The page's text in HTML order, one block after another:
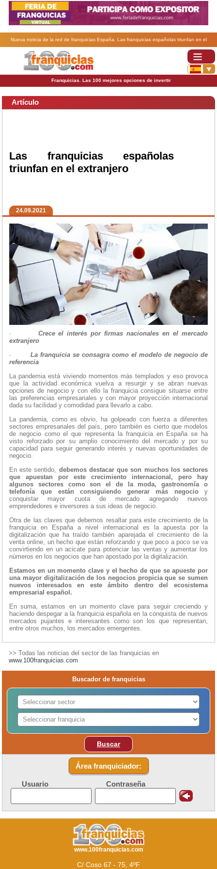
Nueva noticia de la red de franquicias España. Las franquicias españolas triunfan en el
Franquicias. Las 100 mejores opciones de invertir
Artículo
Las franquicias españolas
triunfan en el extranjero
24.09.2021
· Crece el interés por firmas nacionales en el mercado
extranjero
· La franquicia se consagra como el modelo de negocio de
referencia
La pandemia está viviendo momentos más templados y eso provoca
que la actividad económica vuelva a resurgir y se abran nuevas
opciones de negocio y con ello la franquicia consigue situarse entre
las preferencias empresariales y con mayor proyección internacional
dada su facilidad y comodidad para llevarlo a cabo.
La pandemia, como es obvio, ha golpeado con fuerza a diferentes
sectores empresariales del país, pero también es cierto que modelos
de negocio como el que representa la franquicia en España se ha
visto reforzado por su amplio conocimiento del mercado y por su
capacidad para seguir generando interés y nuevas oportunidades de
negocio.
En este sentido, debemos destacar que son muchos los sectores
que apuestan por este crecimiento internacional, pero hay
algunos sectores como son el de la moda, gastronomía o
telefonía que están consiguiendo generar más negocioy
conquistar mayor cuota de mercado agregando nuevos
emprendedores e inversores a sus ideas de negocio.
Otra de las claves que debemos resaltar para este crecimiento de la
franquicia en España a nivel internacional es la apuesta por la
digitalización que ha traído también aparejada el crecimiento de la
venta online, un hecho que están reforzando y que poco a poco se va
convirtiendo en un acicate para potenciar las ventas y aumentar los
números en los negocios que han apostado por la digitalización.
Estamos en un momento clave y el hecho de que se apueste por
una mayor digitalización de los negocios propicia que se sumen
nuevos interesados en este ámbito dentro del ecosistema
empresarial español.
En suma, estamos en un momento clave para seguir creciendo y
haciendo despegar a la franquicia española en la conquista de nuevos
mercados pujantes e interesantes como son los que representan,
entre otros muchos, los mercados emergentes.
>> Todas las noticias del sector de las franquicias en
www.100franquicias.com
Buscador de franquicias
Buscar
Área franquiciador:
Usuario Contraseña
www.100franquicias.com
C/ Coso 67 - 75, 4ºF